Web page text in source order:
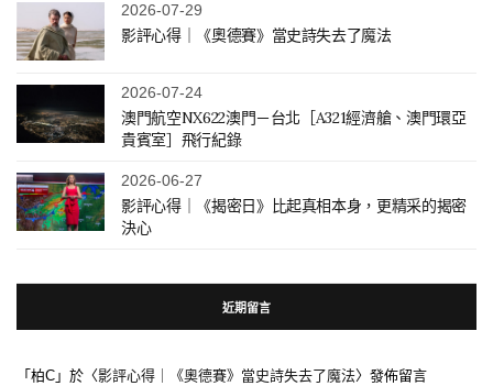
2026-07-29
影評心得｜《奧德賽》當史詩失去了魔法
2026-07-24
澳門航空NX622澳門－台北［A321經濟艙、澳門環亞
貴賓室］飛行紀錄
2026-06-27
影評心得｜《揭密日》比起真相本身，更精采的揭密
決心
近期留言
「 柏C 」於〈影評心得｜《奧德賽》當史詩失去了魔法〉發佈留言